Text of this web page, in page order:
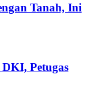
Tanah, Ini
Petugas